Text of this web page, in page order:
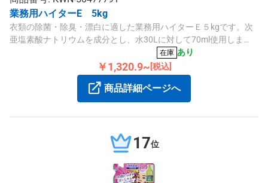
業務用ハイターE 5kg
衣類の除菌・除臭・漂白に適した業務用ハイターＥ５kgです。次
亜塩素酸ナトリウムを成分とし、水30Lに対して70ml使用しま
在庫 あり
￥1,320.9~ [税込]
商品詳細ページへ
17位